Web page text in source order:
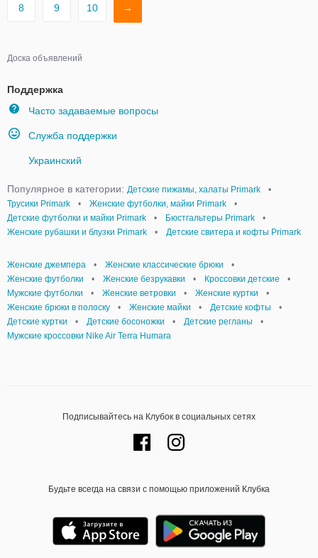
8 9 10 →
Доска объявлений
Поддержка
Часто задаваемые вопросы
Служба поддержки
Украинский
Популярное в категории: Детские пижамы, халаты Primark
•
Трусики Primark
• Женские футболки, майки Primark
•
Детские футболки и майки Primark
• Бюстгальтеры Primark
•
Женские рубашки и блузки Primark
• Детские свитера и кофты Primark
Женские джемпера • Женские классические брюки
•
Женские футболки
• Женские безрукавки • Кроссовки детские
•
Мужские футболки
• Женские ветровки • Женские куртки
•
Женские брюки в полоску
• Женские майки • Детские кофты
•
Детские куртки
• Детские босоножки • Детские регланы
•
Мужские кроссовки Nike Air Terra Humara
Подписывайтесь на Клубок в социальных сетях
Будьте всегда на связи с помощью приложений Клубка